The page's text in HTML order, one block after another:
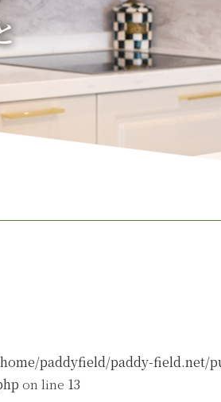
paddyfield/paddy-field.net/
on line 13